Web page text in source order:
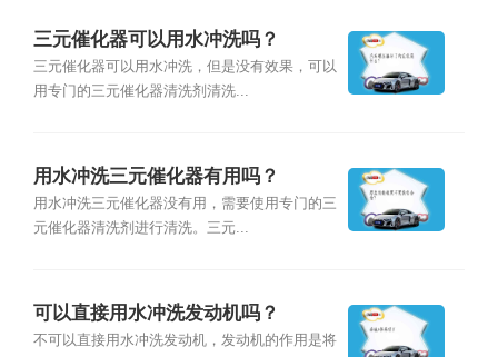
三元催化器可以用水冲洗吗？
三元催化器可以用水冲洗，但是没有效果，可以
用专门的三元催化器清洗剂清洗...
用水冲洗三元催化器有用吗？
用水冲洗三元催化器没有用，需要使用专门的三
元催化器清洗剂进行清洗。三元...
可以直接用水冲洗发动机吗？
不可以直接用水冲洗发动机，发动机的作用是将